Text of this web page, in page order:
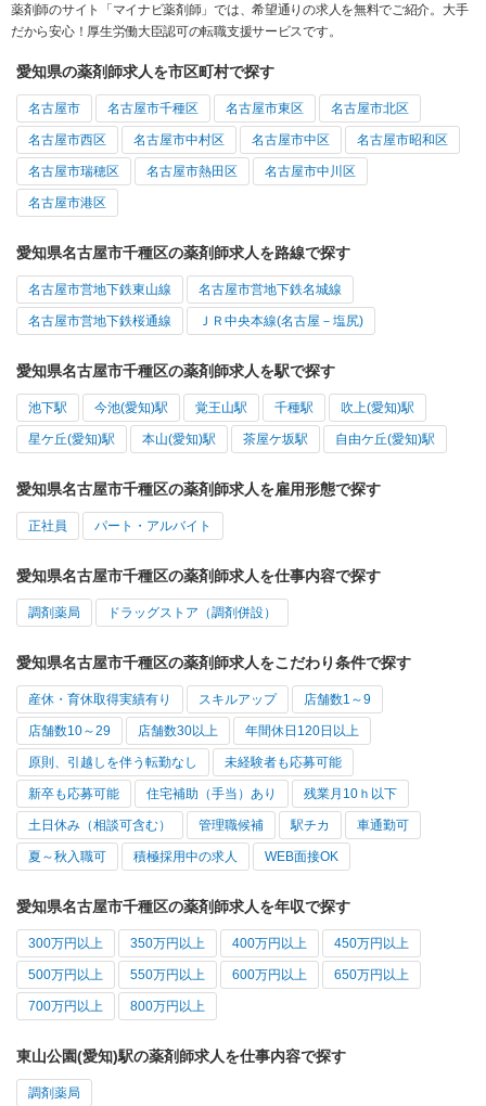
薬剤師のサイト「マイナビ薬剤師」では、希望通りの求人を無料でご紹介。大手
だから安心！厚生労働大臣認可の転職支援サービスです。
愛知県の薬剤師求人を市区町村で探す
名古屋市 名古屋市千種区 名古屋市東区 名古屋市北区
名古屋市西区 名古屋市中村区 名古屋市中区 名古屋市昭和区
名古屋市瑞穂区 名古屋市熱田区 名古屋市中川区
名古屋市港区
愛知県名古屋市千種区の薬剤師求人を路線で探す
名古屋市営地下鉄東山線 名古屋市営地下鉄名城線
名古屋市営地下鉄桜通線 ＪＲ中央本線(名古屋－塩尻)
愛知県名古屋市千種区の薬剤師求人を駅で探す
池下駅 今池(愛知)駅 覚王山駅 千種駅 吹上(愛知)駅
星ケ丘(愛知)駅 本山(愛知)駅 茶屋ケ坂駅 自由ケ丘(愛知)駅
愛知県名古屋市千種区の薬剤師求人を雇用形態で探す
正社員 パート・アルバイト
愛知県名古屋市千種区の薬剤師求人を仕事内容で探す
調剤薬局 ドラッグストア（調剤併設）
愛知県名古屋市千種区の薬剤師求人をこだわり条件で探す
産休・育休取得実績有り スキルアップ 店舗数1～9
店舗数10～29 店舗数30以上 年間休日120日以上
原則、引越しを伴う転勤なし 未経験者も応募可能
新卒も応募可能 住宅補助（手当）あり 残業月10ｈ以下
土日休み（相談可含む） 管理職候補 駅チカ 車通勤可
夏～秋入職可 積極採用中の求人 WEB面接OK
愛知県名古屋市千種区の薬剤師求人を年収で探す
300万円以上 350万円以上 400万円以上 450万円以上
500万円以上 550万円以上 600万円以上 650万円以上
700万円以上 800万円以上
東山公園(愛知)駅の薬剤師求人を仕事内容で探す
調剤薬局